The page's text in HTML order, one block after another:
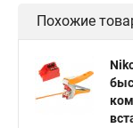
Похожие